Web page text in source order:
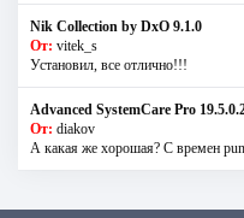
Nik Collection by DxO 9.1.0
От: vitek_s
Установил, все отлично!!!
Advanced SystemCare Pro
От: diakov
А какая же хорошая? С времен